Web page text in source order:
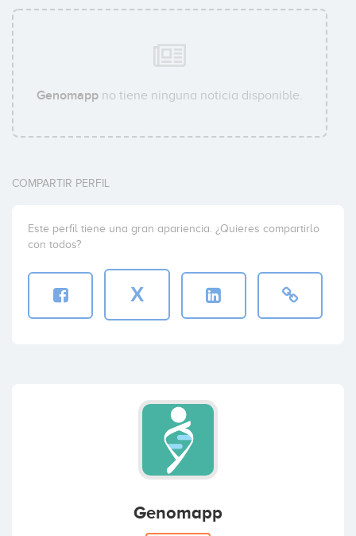
Genomapp no tiene ninguna noticia disponible.
COMPARTIR PERFIL
Este perfil tiene una gran apariencia. ¿Quieres compartirlo
con todos?
X
Genomapp